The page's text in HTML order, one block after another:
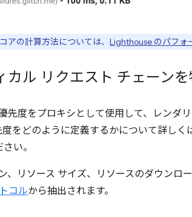
アの計算方法については、 Lighthouse のパフォ
カル リクエスト チェーン
先度をプロキシとして使用して、レンダ
をどのように定義するかについて詳しく
い。
、リソース サイズ、リソースのダウンロ
コルから抽出されます。